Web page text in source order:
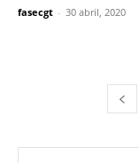
fasecgt - 30 abril, 2020